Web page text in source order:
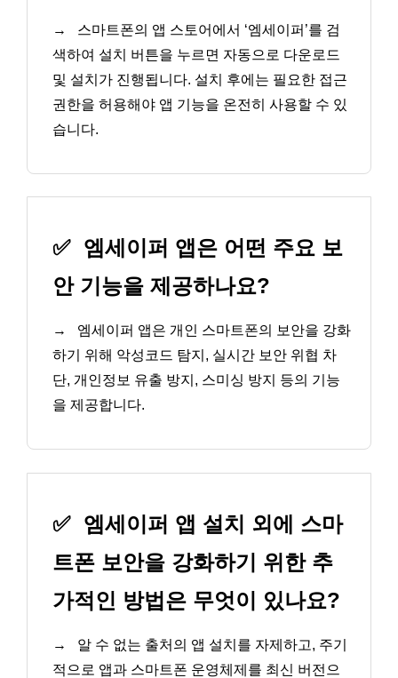
→
스마트폰의 앱 스토어에서 ‘엠세이퍼’를 검
색하여 설치 버튼을 누르면 자동으로 다운로드
및 설치가 진행됩니다. 설치 후에는 필요한 접근
권한을 허용해야 앱 기능을 온전히 사용할 수 있
습니다.
✅ 엠세이퍼 앱은 어떤 주요 보
안 기능을 제공하나요?
→
엠세이퍼 앱은 개인 스마트폰의 보안을 강화
하기 위해 악성코드 탐지, 실시간 보안 위협 차
단, 개인정보 유출 방지, 스미싱 방지 등의 기능
을 제공합니다.
✅ 엠세이퍼 앱 설치 외에 스마
트폰 보안을 강화하기 위한 추
가적인 방법은 무엇이 있나요?
→
알 수 없는 출처의 앱 설치를 자제하고, 주기
적으로 앱과 스마트폰 운영체제를 최신 버전으